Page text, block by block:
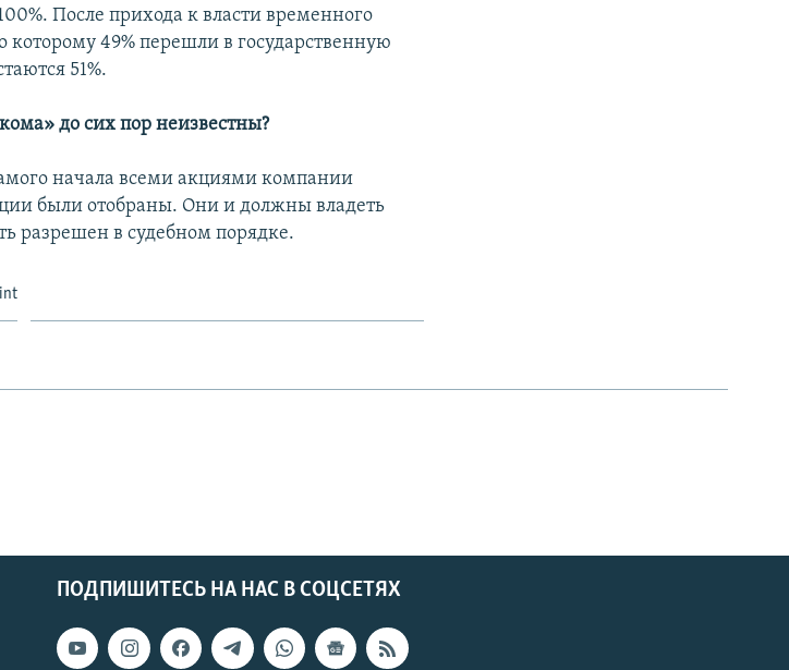
После прихода к власти временного
которому 49% перешли в государственную
51%.
до сих пор неизвестны?
начала всеми акциями компании
были отобраны. Они и должны владеть
разрешен в судебном порядке.
ПОДПИШИТЕСЬ НА НАС В СОЦСЕТЯХ